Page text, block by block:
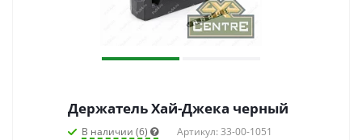
Держатель Хай-Джека черный
В наличии (6) Артикул: 33-00-1051